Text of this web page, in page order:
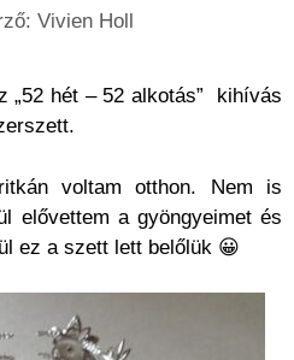
Vivien Holl
„52 hét – 52 alkotás” kihívás
voltam otthon. Nem is
elővettem a gyöngyeimet és
ez a szett lett belőlük 😀